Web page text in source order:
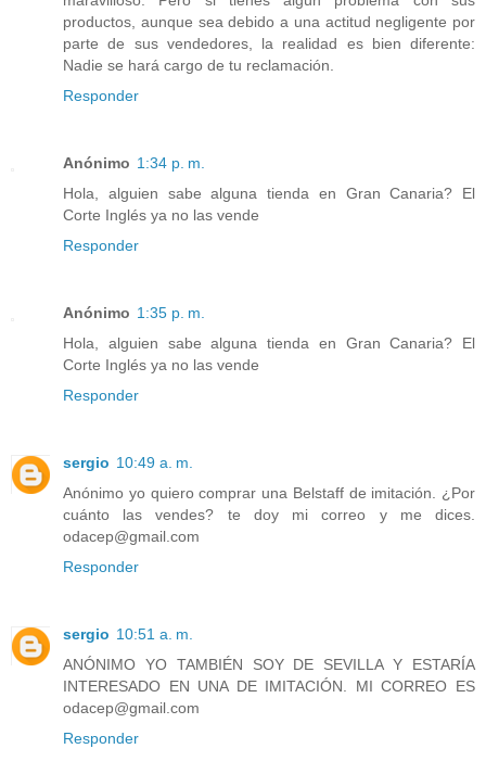
productos, aunque sea debido a una actitud negligente por
parte de sus vendedores, la realidad es bien diferente:
Nadie se hará cargo de tu reclamación.
Responder
Anónimo 1:34 p. m.
Hola, alguien sabe alguna tienda en Gran Canaria? El
Corte Inglés ya no las vende
Responder
Anónimo 1:35 p. m.
Hola, alguien sabe alguna tienda en Gran Canaria? El
Corte Inglés ya no las vende
Responder
sergio 10:49 a. m.
Anónimo yo quiero comprar una Belstaff de imitación. ¿Por
cuánto las vendes? te doy mi correo y me dices.
odacep@gmail.com
Responder
sergio 10:51 a. m.
ANÓNIMO YO TAMBIÉN SOY DE SEVILLA Y ESTARÍA
INTERESADO EN UNA DE IMITACIÓN. MI CORREO ES
odacep@gmail.com
Responder